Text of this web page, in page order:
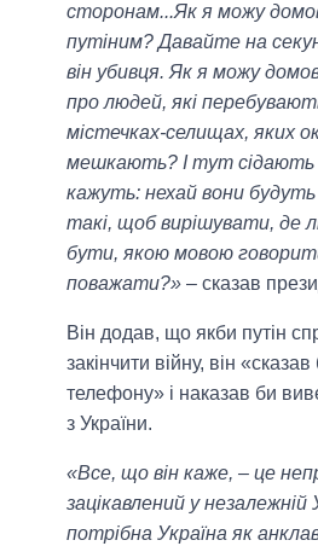
сторонам...Як я можу
путіним? Давайте на
він убивця. Як я можу
про людей, які
містечках-селищах, яких
мешкають? І тут сідають
кажуть: нехай вони
такі, щоб вирішувати, де
бути, якою мовою
поважати?» – сказав
Він додав, що якби путін
закінчити війну, він
телефону» і наказав би
з України.
«Все, що він каже, – це
зацікавлений у незалежній
потрібна Україна як